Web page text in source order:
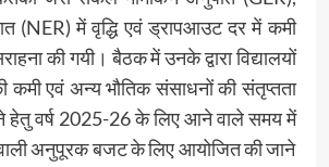
(NER) में वृद्धि एवं ड्रापआउट दर में कमी
की गयी। बैठक में उनके द्वारा विद्यालयों
कमी एवं अन्य भौतिक संसाधनों की संतृप्तता
हेतु वर्ष 2025-26 के लिए आने वाले समय में
अनुपूरक बजट के लिए आयोजित की जाने